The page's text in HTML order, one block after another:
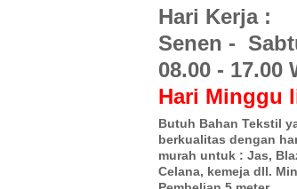
Hari Kerja :
Senen -
08.00 - 17.00
Hari Minggu
Butuh Bahan Tekstil
berkualitas dengan
murah untuk : Jas,
Celana, kemeja dll.